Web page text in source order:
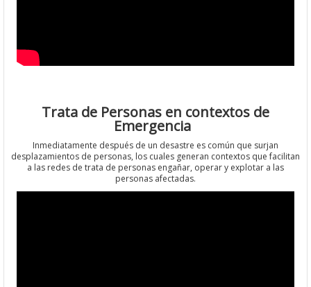
Trata de Personas en contextos de
Emergencia
Inmediatamente después de un desastre es común que surjan
desplazamientos de personas, los cuales generan contextos que facilitan
a las redes de trata de personas engañar, operar y explotar a las
personas afectadas.